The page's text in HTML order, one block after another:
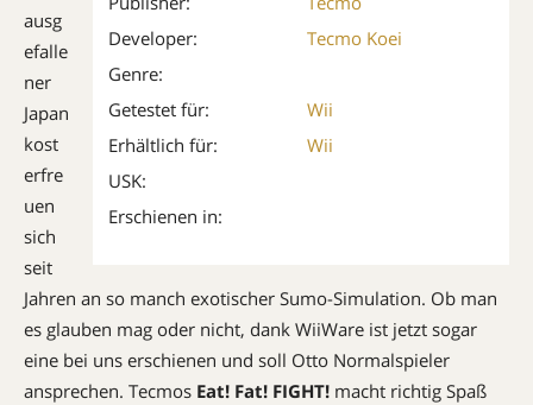
Developer:
Tecmo Koei
Genre:
Getestet für:
Wii
Erhältlich für:
Wii
USK:
Erschienen in:
ausg
efalle
ner
Japan
kost
erfre
uen
sich
seit
Jahren an so manch exotischer Sumo-Simulation. Ob man
es glauben mag oder nicht, dank WiiWare ist jetzt sogar
eine bei uns erschienen und soll Otto Normalspieler
ansprechen. Tecmos Eat! Fat! FIGHT! macht richtig Spaß